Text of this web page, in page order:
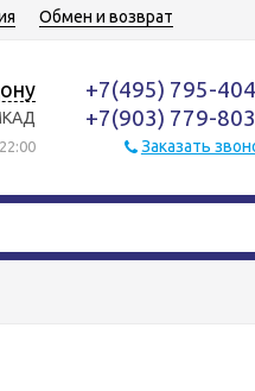
Обмен и возврат
+7(495) 795-
+7(903) 779-
Заказать